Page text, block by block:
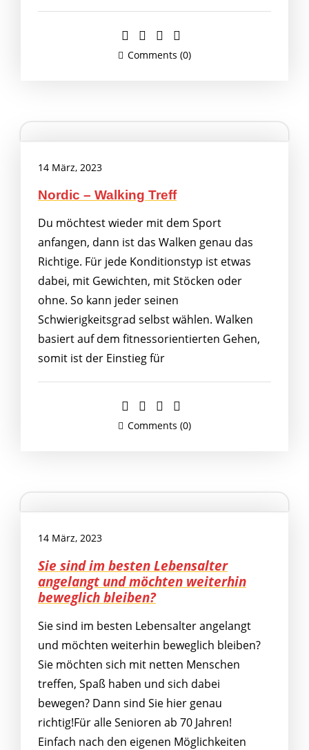
Comments (0)
14 März, 2023
Nordic – Walking Treff
Du möchtest wieder mit dem Sport
anfangen, dann ist das Walken genau das
Richtige. Für jede Konditionstyp ist etwas
dabei, mit Gewichten, mit Stöcken oder
ohne. So kann jeder seinen
Schwierigkeitsgrad selbst wählen. Walken
basiert auf dem fitnessorientierten Gehen,
somit ist der Einstieg für
Comments (0)
14 März, 2023
Sie sind im besten Lebensalter
angelangt und möchten weiterhin
beweglich bleiben?
Sie sind im besten Lebensalter angelangt
und möchten weiterhin beweglich bleiben?
Sie möchten sich mit netten Menschen
treffen, Spaß haben und sich dabei
bewegen? Dann sind Sie hier genau
richtig!Für alle Senioren ab 70 Jahren!
Einfach nach den eigenen Möglichkeiten